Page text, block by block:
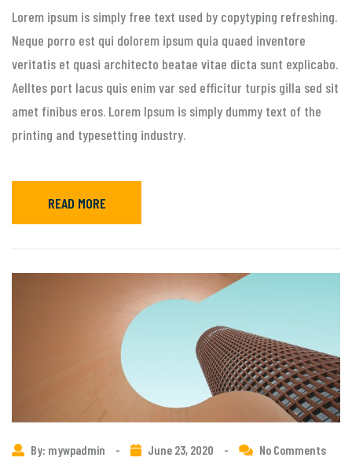
Lorem ipsum is simply free text used by copytyping refreshing.
Neque porro est qui dolorem ipsum quia quaed inventore
veritatis et quasi architecto beatae vitae dicta sunt explicabo.
Aelltes port lacus quis enim var sed efficitur turpis gilla sed sit
amet finibus eros. Lorem Ipsum is simply dummy text of the
printing and typesetting industry.
READ MORE
By: mywpadmin - June 23, 2020 - No Comments